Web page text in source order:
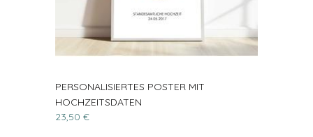
PERSONALISIERTES POSTER MIT
HOCHZEITSDATEN
23,50 €